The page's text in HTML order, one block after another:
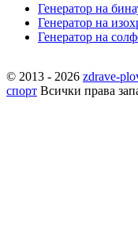
Генератор на
Генератор на
Генератор на
© 2013 - 2026 zdrave-
спорт Всички права